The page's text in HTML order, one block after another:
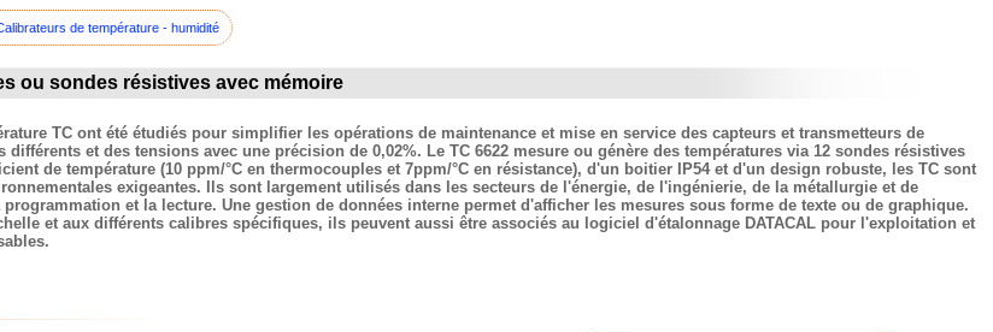
de température - humidité
ou sondes résistives avec mémoire
TC ont été étudiés pour simplifier les opérations de maintenance et mise en service des capteurs et transmetteurs de
et des tensions avec une précision de 0,02%. Le TC 6622 mesure ou génère des températures via 12 sondes résistives
de température (10 ppm/°C en thermocouples et 7ppm/°C en résistance), d'un boitier IP54 et d'un design robuste, les TC sont
exigeantes. Ils sont largement utilisés dans les secteurs de l'énergie, de l'ingénierie, de la métallurgie et de
et la lecture. Une gestion de données interne permet d'afficher les mesures sous forme de texte ou de graphique.
et aux différents calibres spécifiques, ils peuvent aussi être associés au logiciel d'étalonnage DATACAL pour l'exploitation et